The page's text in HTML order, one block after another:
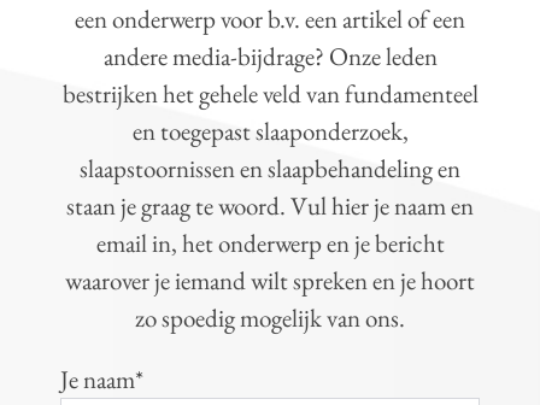
een onderwerp voor b.v. een artikel of een
andere media-bijdrage? Onze leden
bestrijken het gehele veld van fundamenteel
en toegepast slaaponderzoek,
slaapstoornissen en slaapbehandeling en
staan je graag te woord. Vul hier je naam en
email in, het onderwerp en je bericht
waarover je iemand wilt spreken en je hoort
zo spoedig mogelijk van ons.
Je naam*